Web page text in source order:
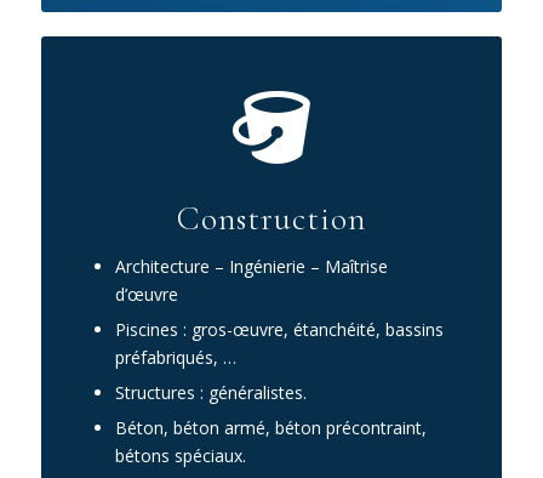
Construction
Architecture – Ingénierie – Maîtrise
d’œuvre
Piscines : gros-œuvre, étanchéité, bassins
préfabriqués, …
Structures : généralistes.
Béton, béton armé, béton précontraint,
bétons spéciaux.